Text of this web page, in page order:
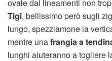
ovale dai lineamenti non
Tigi, bellissimo però sugli
lungo, spezziamone la
mentre unafrangia a
lunghi aiuteranno a togliere